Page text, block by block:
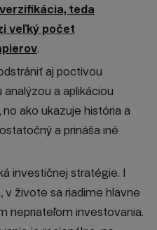
teda
veľký počet
.
aj poctivou
a aplikáciou
ako ukazuje história a
a prináša iné
investičnej stratégie. I
v živote sa riadime hlavne
nepriateľom investovania.